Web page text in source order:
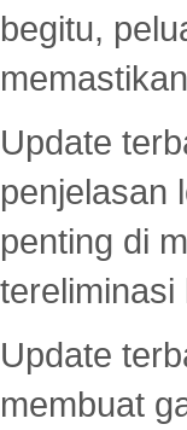
begitu,
Update
penjelasan
penting di
tereliminasi
Update
membuat